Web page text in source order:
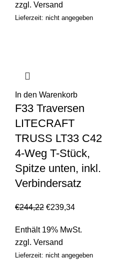
zzgl. Versand
Lieferzeit: nicht angegeben
In den Warenkorb
F33 Traversen
LITECRAFT
TRUSS LT33 C42
4-Weg T-Stück,
Spitze unten, inkl.
Verbindersatz
€244,22 €239,34
Enthält 19% MwSt.
zzgl. Versand
Lieferzeit: nicht angegeben